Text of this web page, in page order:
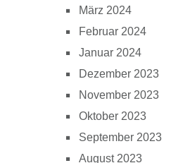
März 2024
Februar 2024
Januar 2024
Dezember 2023
November 2023
Oktober 2023
September 2023
August 2023